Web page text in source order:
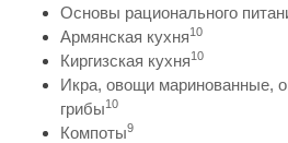
Основы рационального
Армянская кухня10
Киргизская кухня10
Икра, овощи маринованные,
грибы10
Компоты9